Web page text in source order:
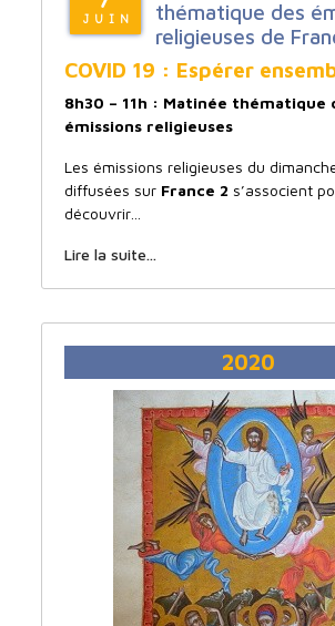
JUIN
thématique des
religieuses de
COVID 19 : Espérer
8h30 – 11h : Matinée thématique
émissions religieuses
Les émissions religieuses du
diffusées sur France 2 s’associent
découvrir…
Lire la suite...
2020